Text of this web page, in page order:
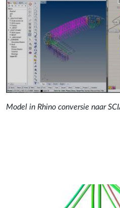
Model in Rhino conversie naar